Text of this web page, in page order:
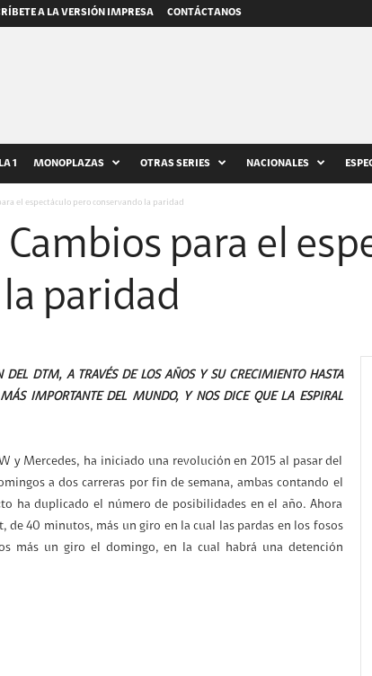
A LA VERSIÓN IMPRESA CONTÁCTANOS
1 MONOPLAZAS OTRAS SERIES NACIONALES
el espectáculo pero conservando la paridad
Cambios para el
paridad
DEL DTM, A TRAVÉS DE LOS AÑOS Y SU CRECIMIENTO HASTA
IMPORTANTE DEL MUNDO, Y NOS DICE QUE LA ESPIRAL
y Mercedes, ha iniciado una revolución en 2015 al pasar del
a dos carreras por fin de semana, ambas contando el
ha duplicado el número de posibilidades en el año. Ahora
de 40 minutos, más un giro en la cual las pardas en los fosos
más un giro el domingo, en la cual habrá una detención